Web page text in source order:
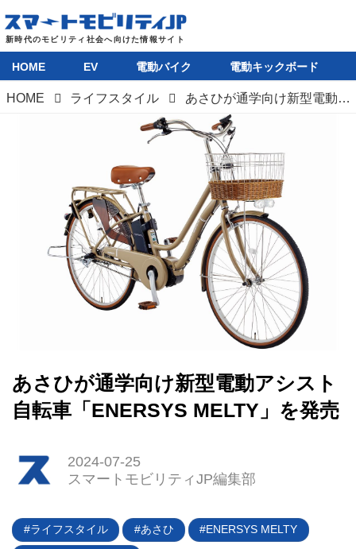
HOME
電動バイク
HOME EV 電動バイク 電動キックボード
HOME ライフスタイル あさひが通学向け新型電動アシスト自転車「ENERSYS MELTY」を発売
あさひが通学向け新型電動アシスト
自転車「ENERSYS MELTY」を発売
2024-07-25
スマートモビリティJP編集部
ライフスタイル あさひ ENERSYS MELTY